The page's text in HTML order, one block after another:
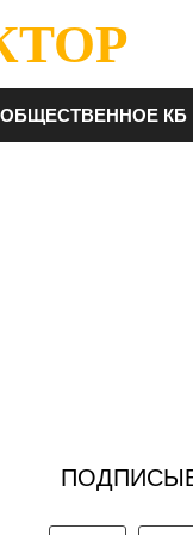
ОБЩЕСТВЕННОЕ КБ